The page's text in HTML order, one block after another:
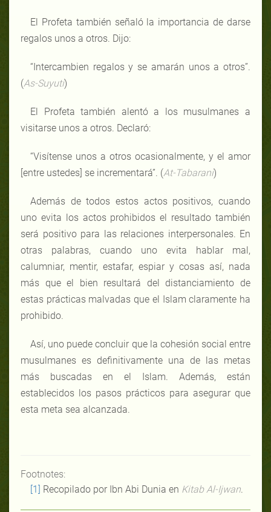
El Profeta también señaló la importancia de darse
regalos unos a otros. Dijo:
“Intercambien regalos y se amarán unos a otros”.
(As-Suyuti)
El Profeta también alentó a los musulmanes a
visitarse unos a otros. Declaró:
“Visítense unos a otros ocasionalmente, y el amor
[entre ustedes] se incrementará”. (At-Tabarani)
Además de todos estos actos positivos, cuando
uno evita los actos prohibidos el resultado también
será positivo para las relaciones interpersonales. En
otras palabras, cuando uno evita hablar mal,
calumniar, mentir, estafar, espiar y cosas así, nada
más que el bien resultará del distanciamiento de
estas prácticas malvadas que el Islam claramente ha
prohibido.
Así, uno puede concluir que la cohesión social entre
musulmanes es definitivamente una de las metas
más buscadas en el Islam. Además, están
establecidos los pasos prácticos para asegurar que
esta meta sea alcanzada.
Footnotes:
[1] Recopilado por Ibn Abi Dunia en Kitab Al-Ijwan.